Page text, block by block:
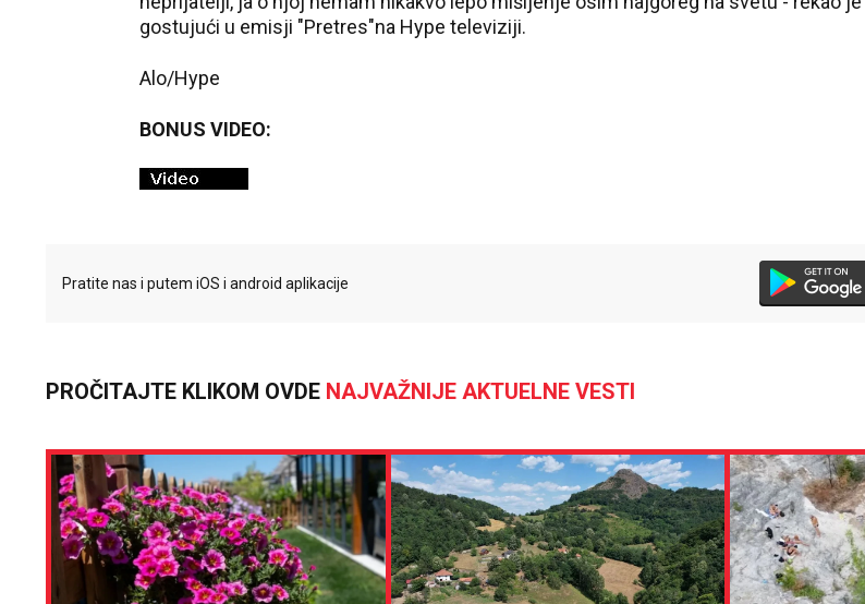
gostujući u emisji "Pretres"na Hype televiziji.
Alo/Hype
BONUS VIDEO:
Pratite nas i putem iOS i android aplikacije
PROČITAJTE KLIKOM OVDE NAJVAŽNIJE AKTUELNE VESTI